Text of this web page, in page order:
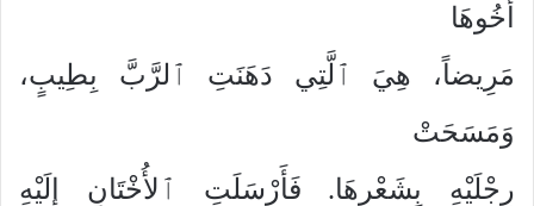
أَخُوهَا
مَرِيضاً، هِيَ ٱلَّتِي دَهَنَتِ ٱلرَّبَّ بِطِيبٍ،
وَمَسَحَتْ
رِجْلَيْهِ بِشَعْرِهَا. فَأَرْسَلَتِ ٱلأُخْتَانِ إِلَيْهِ